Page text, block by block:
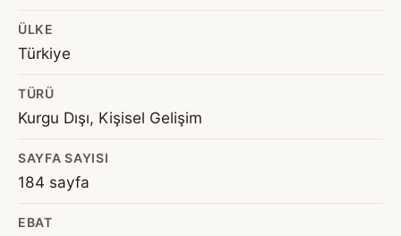
ÜLKE
Türkiye
TÜRÜ
Kurgu Dışı, Kişisel Gelişim
SAYFA SAYISI
184 sayfa
EBAT